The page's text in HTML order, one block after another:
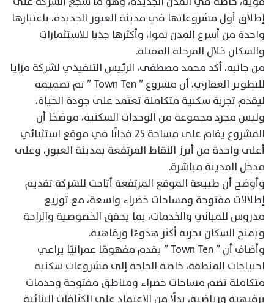
إطلاق أول مشروعاتها في مدينة العبور الجديدة، باعتبارها
واحدة من أسرع المدن نموا، وأكثرها جذبا للاستثمارات
والسكان خلال المرحلة المقبلة.
من جانبه، أكد محمد مصطفى، الرئيس التنفيذي لشركة مزايا
للتطوير العقاري، أن مشروع ” Town Ten ” تم تصميمه
ليقدم تجربة سكنية متكاملة تعتمد على جودة الحياة،
وليس مجرد مجموعة من الوحدات السكنية، موضحًا أن
المشروع يقام على مساحة 25 فدانًا في موقع استثنائي
أعلى واحدة من أبرز النقاط المرتفعة بمدينة العبور، وعلى
مدخل المدينة مباشرة.
وأوضح أن طبيعة الموقع المرتفعة أتاحت للشركة تقديم
إطلالات مفتوحة ومساحات خضراء واسعة، مع توزيع
مدروس للمباني والخدمات، بما يحقق الخصوصية والراحة
ويمنح السكان تجربة أكثر هدوءًا ورفاهية.
وأضاف أن ” Town Ten ” يقدم مفهومًا عمرانيًا يراعي
احتياجات المنطقة، خاصة الحاجة إلى مشروعات سكنية
متكاملة تضم مساحات خضراء ومناطق مفتوحة وخدمات
ترفيهية ورياضية، بدلًا من الاعتماد على الكثافات البنائية